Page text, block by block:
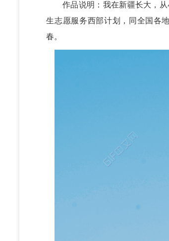
作品说明：我在新疆长大，从
生志愿服务西部计划，同全国各
春。